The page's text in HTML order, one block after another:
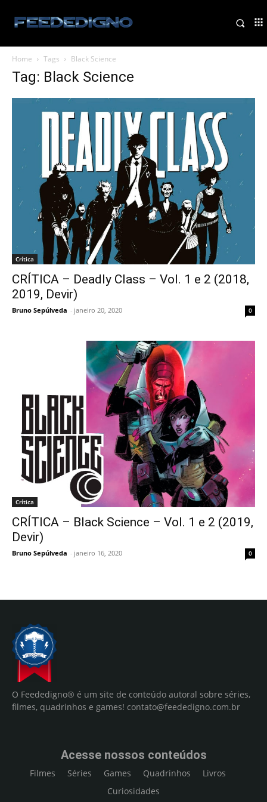
Home Tags Black Science
Tag: Black Science
Crítica
CRÍTICA – Deadly Class – Vol. 1 e 2 (2018,
2019, Devir)
Bruno Sepúlveda - janeiro 20, 2020 0
Crítica
CRÍTICA – Black Science – Vol. 1 e 2 (2019,
Devir)
Bruno Sepúlveda - janeiro 16, 2020 0
O Feededigno® é um site de conteúdo autoral sobre séries,
filmes, quadrinhos e games! contato@feededigno.com.br
Acesse nossos conteúdos
Filmes Séries Games Quadrinhos
Livros
Curiosidades